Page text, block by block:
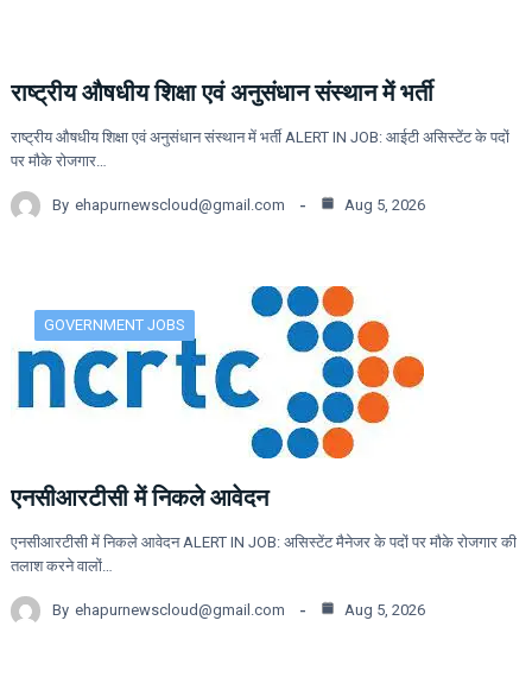
राष्ट्रीय औषधीय शिक्षा एवं अनुसंधान संस्थान में भर्ती
राष्ट्रीय औषधीय शिक्षा एवं अनुसंधान संस्थान में भर्ती ALERT IN JOB: आईटी असिस्टेंट के पदों
पर मौके रोजगार…
By ehapurnewscloud@gmail.com Aug 5, 2026
GOVERNMENT JOBS
एनसीआरटीसी में निकले आवेदन
एनसीआरटीसी में निकले आवेदन ALERT IN JOB: असिस्टेंट मैनेजर के पदों पर मौके रोजगार की
तलाश करने वालों…
By ehapurnewscloud@gmail.com Aug 5, 2026